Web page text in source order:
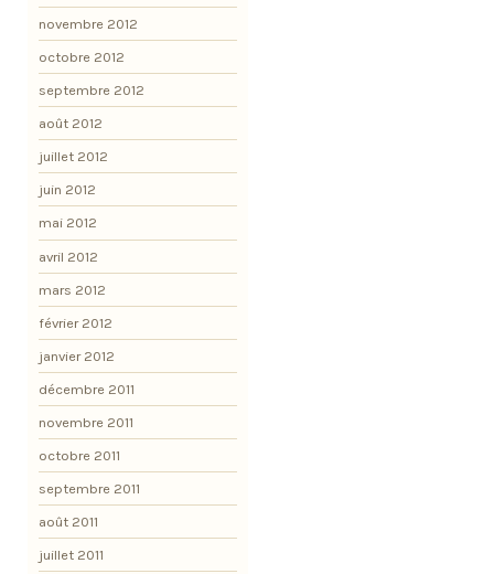
novembre 2012
octobre 2012
septembre 2012
août 2012
juillet 2012
juin 2012
mai 2012
avril 2012
mars 2012
février 2012
janvier 2012
décembre 2011
novembre 2011
octobre 2011
septembre 2011
août 2011
juillet 2011